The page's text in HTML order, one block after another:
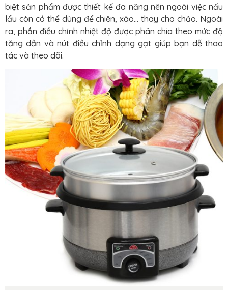
biệt sản phẩm được thiết kế đa năng nên ngoài việc nấu
lẩu còn có thể dùng để chiên, xào… thay cho chảo. Ngoài
ra, phần điều chỉnh nhiệt độ được phân chia theo mức độ
tăng dần và nút điều chỉnh dạng gạt giúp bạn dễ thao
tác và theo dõi.